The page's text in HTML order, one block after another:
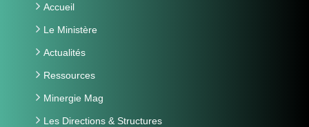
Accueil
Le Ministère
Actualités
Ressources
Minergie Mag
Les Directions & Structures